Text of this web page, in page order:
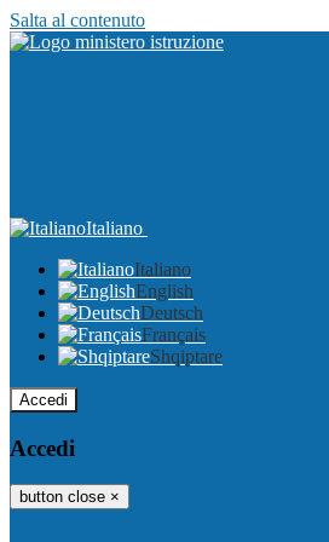
Salta al contenuto
Italiano
Italiano
English
Deutsch
Français
Shqiptare
Accedi
Accedi
button close ×